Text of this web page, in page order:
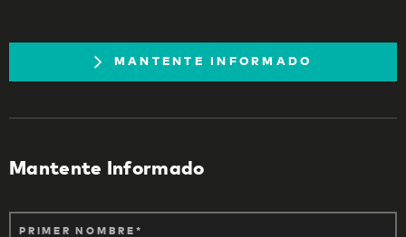
MANTENTE INFORMADO
Mantente Informado
PRIMER NOMBRE